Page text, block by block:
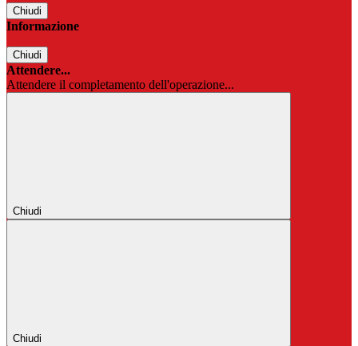
Chiudi
Informazione
Chiudi
Attendere...
Attendere il completamento dell'operazione...
Chiudi
Chiudi